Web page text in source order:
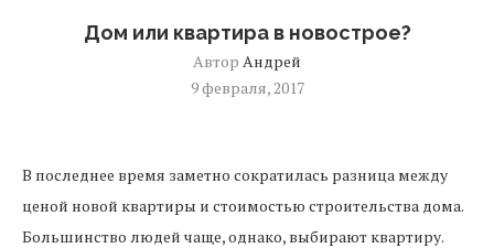
Дом или квартира в новострое?
Автор Андрей
9 февраля, 2017
В последнее время заметно сократилась разница между
ценой новой квартиры и стоимостью строительства дома.
Большинство людей чаще, однако, выбирают квартиру.